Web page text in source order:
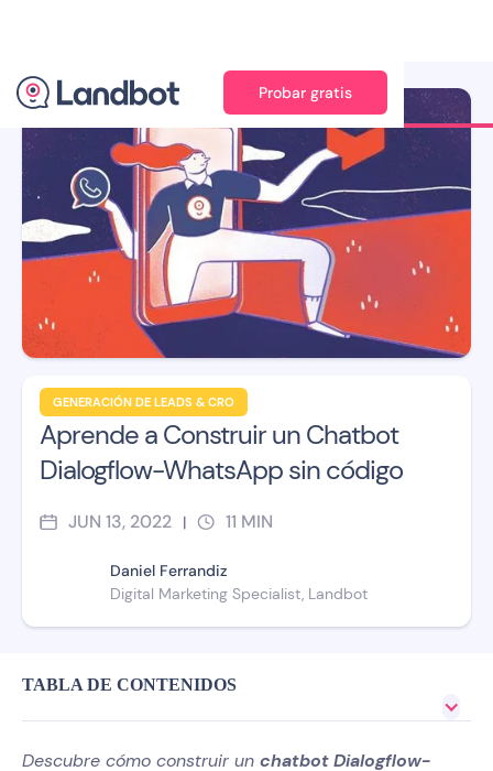
Probar gratis
GENERACIÓN DE LEADS & CRO
Aprende a Construir un Chatbot
Dialogflow-WhatsApp sin código
JUN 13, 2022 | 11 MIN
Daniel Ferrandiz
Digital Marketing Specialist, Landbot
Ilustración: Jana Pérez
TABLA DE CONTENIDOS
Descubre cómo construir un chatbot Dialogflow-